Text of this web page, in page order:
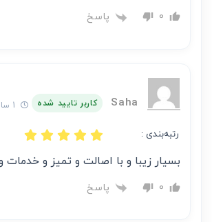
0 پاسخ
Saha کاربر تایید شده
رتبه‌بندی :
بسیار زیبا و با اصالت و تمیز و
0 پاسخ